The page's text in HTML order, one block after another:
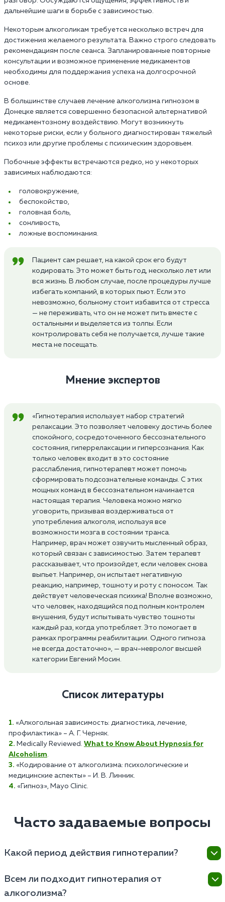
дальнейшие шаги в борьбе с зависимостью.
Некоторым алкоголикам требуется несколько встреч для
достижения желаемого результата. Важно строго следовать
рекомендациям после сеанса. Запланированные повторные
консультации и возможное применение медикаментов
необходимы для поддержания успеха на долгосрочной
основе.
В большинстве случаев лечение алкоголизма гипнозом в
Донецке является совершенно безопасной альтернативой
медикаментозному воздействию. Могут возникнуть
некоторые риски, если у больного диагностирован тяжелый
психоз или другие проблемы с психическим здоровьем.
Побочные эффекты встречаются редко, но у некоторых
зависимых наблюдаются:
головокружение,
беспокойство,
головная боль,
сонливость,
ложные воспоминания.
Пациент сам решает, на какой срок его будут
кодировать. Это может быть год, несколько лет или
вся жизнь. В любом случае, после процедуры лучше
избегать компаний, в которых пьют. Если это
невозможно, больному стоит избавится от стресса
— не переживать, что он не может пить вместе с
остальными и выделяется из толпы. Если
контролировать себя не получается, лучше такие
места не посещать.
Мнение экспертов
«Гипнотерапия использует набор стратегий
релаксации. Это позволяет человеку достичь более
спокойного, сосредоточенного бессознательного
состояния, гиперрелаксации и гиперсознания. Как
только человек входит в это состояние
расслабления, гипнотерапевт может помочь
сформировать подсознательные команды. С этих
мощных команд в бессознательном начинается
настоящая терапия. Человека можно мягко
уговорить, призывая воздерживаться от
употребления алкоголя, используя все
возможности мозга в состоянии транса.
Например, врач может озвучить мысленный образ,
который связан с зависимостью. Затем терапевт
рассказывает, что произойдет, если человек снова
выпьет. Например, он испытает негативную
реакцию, например, тошноту и роту с поносом. Так
действует человеческая психика! Вполне возможно,
что человек, находящийся под полным контролем
внушения, будут испытывать чувство тошноты
каждый раз, когда употребляет. Это помогает в
рамках программы реабилитации. Одного гипноза
не всегда достаточно», — врач-невролог высшей
категории Евгений Мосин.
Список литературы
«Алкогольная зависимость: диагностика, лечение,
профилактика» – А. Г. Черняк.
Medically Reviewed. What to Know About Hypnosis for
Alcoholism.
«Кодирование от алкоголизма: психологические и
медицинские аспекты» – И. В. Линник.
«Гипноз», Mayo Clinic.
Часто задаваемые вопросы
Какой период действия гипнотерапии?
различаться, но обычно она влияет на подсознание
на протяжении продолжительного времени.
Всем ли подходит гипнотерапия от
алкоголизма?